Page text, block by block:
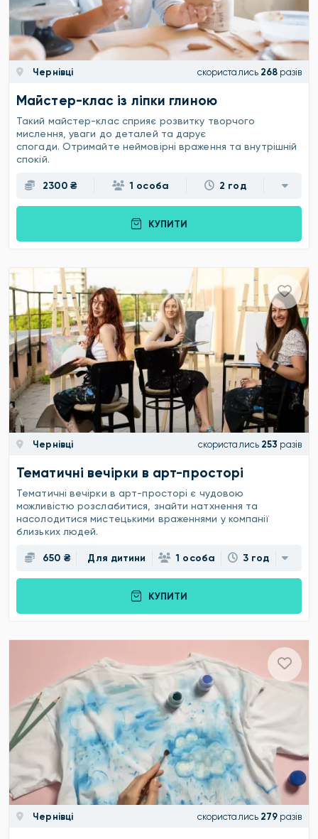
Чернівці скористались 268 разів
Майстер-клас із ліпки глиною
Такий майстер-клас сприяє розвитку творчого
мислення, уваги до деталей та дарує
спогади. Отримайте неймовірні враження та внутрішній
спокій.
2300 ₴ 1 особа 2 год
КУПИТИ
Чернівці скористались 253 разів
Тематичні вечірки в арт-просторі
Тематичні вечірки в арт-просторі є чудовою
можливістю розслабитися, знайти натхнення та
насолодитися мистецькими враженнями у компанії
близьких людей.
650 ₴ Для дитини 1 особа 3 год
КУПИТИ
Чернівці скористались 279 разів